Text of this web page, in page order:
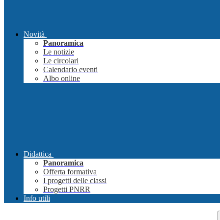
Novità
Panoramica
Le notizie
Le circolari
Calendario eventi
Albo online
Didattica
Panoramica
Offerta formativa
I progetti delle classi
Progetti PNRR
Info utili